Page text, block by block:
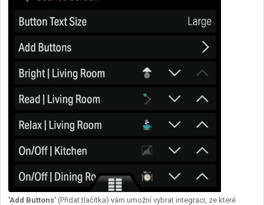
'Add Buttons' (Přidat tlačítka) vám umožní vybrat integraci, ze které